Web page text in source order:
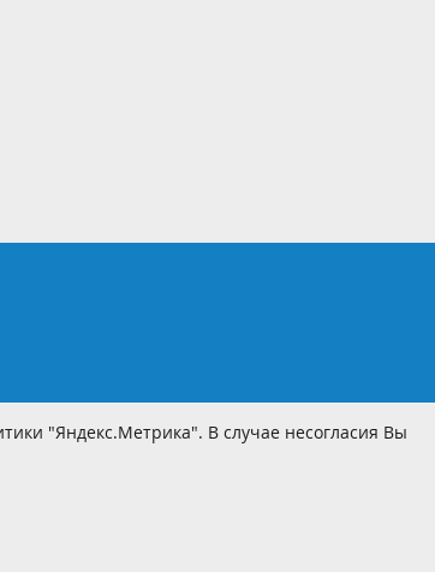
"Яндекс.Метрика". В случае несогласия Вы